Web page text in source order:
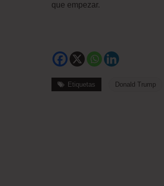
que empezar.
Etiquetas Donald Trump